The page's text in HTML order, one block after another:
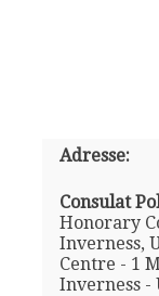
Adresse:
Consulat
Honorary
Inverness,
Centre - 1
Inverness -